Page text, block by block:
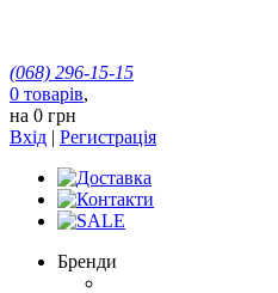
(068) 296-15-15
0 товарів,
на 0 грн
Вхід | Регистрація
Бренди